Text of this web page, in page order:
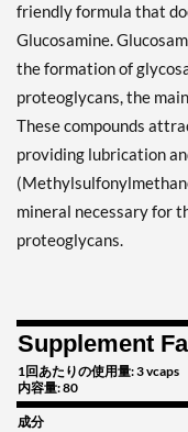
friendly formula that
Glucosamine.
the formation of
proteoglycans, the
These compounds
providing lubrication
mineral necessary for
proteoglycans.
Supplement
1回あたりの使用量: 3 vcaps
内容量: 80
成分